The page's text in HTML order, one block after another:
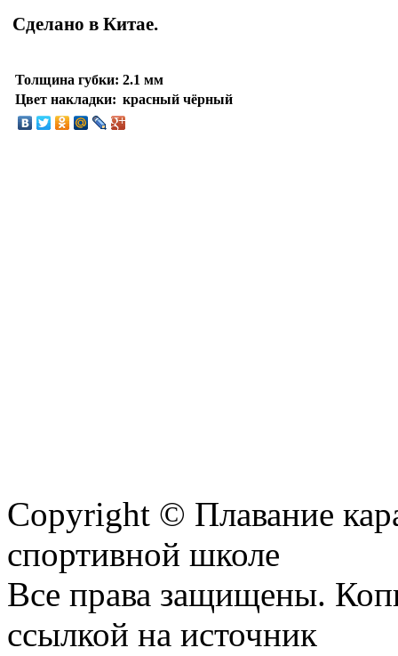
Сделано в Китае.
Толщина губки: 2.1 мм
Цвет накладки: красный чёрный
Copyright © Плавание
спортивной школе
Все права защищены.
ссылкой на источник